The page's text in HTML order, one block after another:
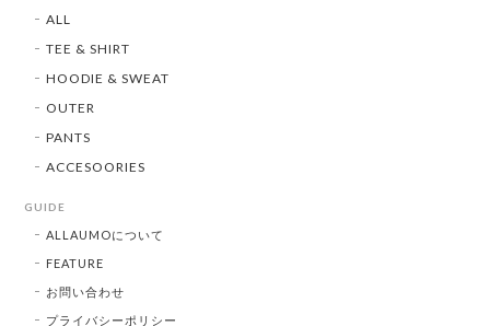
ALL
TEE & SHIRT
HOODIE & SWEAT
OUTER
PANTS
ACCESOORIES
GUIDE
ALLAUMOについて
FEATURE
お問い合わせ
プライバシーポリシー